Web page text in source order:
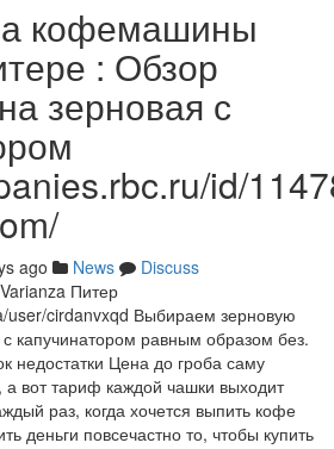
кофемашины
: Обзор
зерновая с
id/
ago News
Discuss
Питер
user/cirdanvxqd Выбираем зерновую
капучинатором равным образом без.
недостатки Цена до гроба саму
вот тариф каждой чашки выходит
раз, когда хочется выпить кофе
деньги повсечастно то, чтобы купить